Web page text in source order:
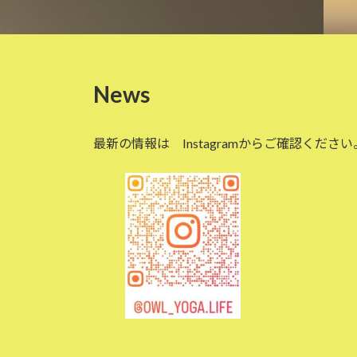
News
最新の情報は Instagramからご確認ください